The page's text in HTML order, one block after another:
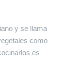
y se llama
como
es